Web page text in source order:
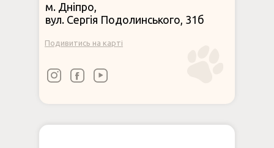
Подивитись на карті
м. Дніпро,
вул. Сергія Подолинського, 31б